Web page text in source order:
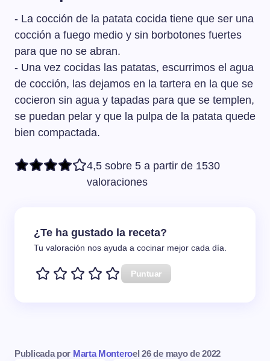
- La cocción de la patata cocida tiene que ser una
cocción a fuego medio y sin borbotones fuertes
para que no se abran.
- Una vez cocidas las patatas, escurrimos el agua
de cocción, las dejamos en la tartera en la que se
cocieron sin agua y tapadas para que se templen,
se puedan pelar y que la pulpa de la patata quede
bien compactada.
4,5 sobre 5 a partir de 1530
valoraciones
¿Te ha gustado la receta?
Tu valoración nos ayuda a cocinar mejor cada día.
Puntuar
Publicada por Marta Monteroel 26 de mayo de 2022